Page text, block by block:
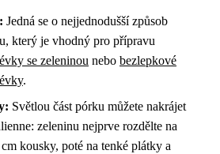
Jedná se o nejjednodušší způsob
který je vhodný pro přípravu
se zeleninou nebo bezlepkové
.
Světlou část pórku můžete nakrájet
zeleninu nejprve rozdělte na
kousky, poté na tenké plátky a